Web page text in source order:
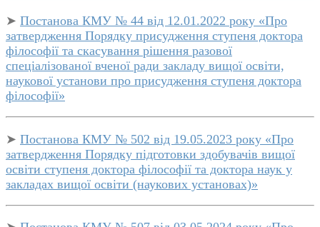
➤ Постанова КМУ № 44 від 12.01.2022 року «Про
затвердження Порядку присудження ступеня доктора
філософії та скасування рішення разової
спеціалізованої вченої ради закладу вищої освіти,
наукової установи про присудження ступеня доктора
філософії»
➤ Постанова КМУ № 502 від 19.05.2023 року «Про
затвердження Порядку підготовки здобувачів вищої
освіти ступеня доктора філософії та доктора наук у
закладах вищої освіти (наукових установах)»